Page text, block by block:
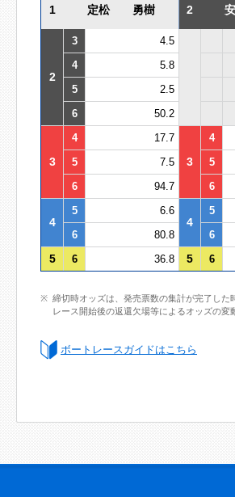
1 定松 勇樹 2
2
3
4.5
4
5.8
5
2.5
6
50.2
3
4 17.7
3
4
5
7.5 5
6
94.7 6
4
5 6.6
4
5
6
80.8 6
5 6 36.8 5 6
締切時オッズは、発売票数の集計が完了した
レース開始後の返還欠場等によるオッズの変
ボートレースガイドはこちら